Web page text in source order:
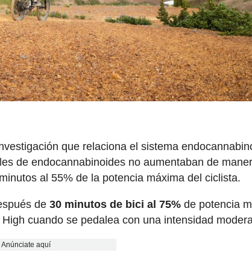
que relaciona el sistema
de endocannabinoides no aumentaban de
al 55% de la potencia máxima del ciclista.
de30 minutos de bici al 75% de potencia
cuando se pedalea con una intensidad
Anúnciate aquí